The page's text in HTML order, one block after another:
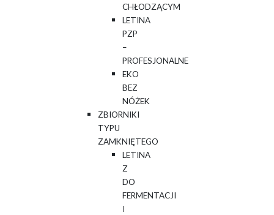
CHŁODZĄCYM
LETINA
PZP
–
PROFESJONALNE
EKO
BEZ
NÓŻEK
ZBIORNIKI
TYPU
ZAMKNIĘTEGO
LETINA
Z
DO
FERMENTACJI
I